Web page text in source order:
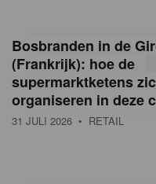
n
e
Bosbranden in de
(Frankrijk): hoe de
supermarktketens
organiseren in deze
31 JULI 2026 • RETAIL